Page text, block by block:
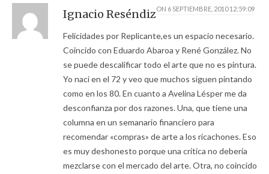
Ignacio ReséndizON 6 SEPTIEMBRE, 2010 12:59:09
Felicidades por Replicante,es un espacio necesario.
Coincido con Eduardo Abaroa y René González. No
se puede descalificar todo el arte que no es pintura.
Yo nací en el 72 y veo que muchos siguen pintando
como en los 80. En cuanto a Avelina Lésper me da
desconfianza por dos razones. Una, que tiene una
columna en un semanario financiero para
recomendar «compras» de arte a los ricachones. Eso
es muy deshonesto porque una crítica no debería
mezclarse con el mercado del arte. Otra, no coincido